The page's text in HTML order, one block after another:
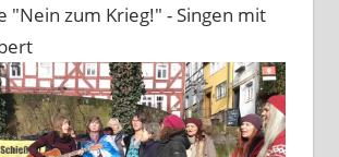
"Nein zum Krieg!" - Singen mit